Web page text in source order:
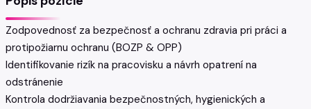
Zodpovednosť za bezpečnosť a ochranu zdravia pri práci a
protipožiarnu ochranu (BOZP & OPP)
Identifikovanie rizík na pracovisku a návrh opatrení na
odstránenie
Kontrola dodržiavania bezpečnostných, hygienických a